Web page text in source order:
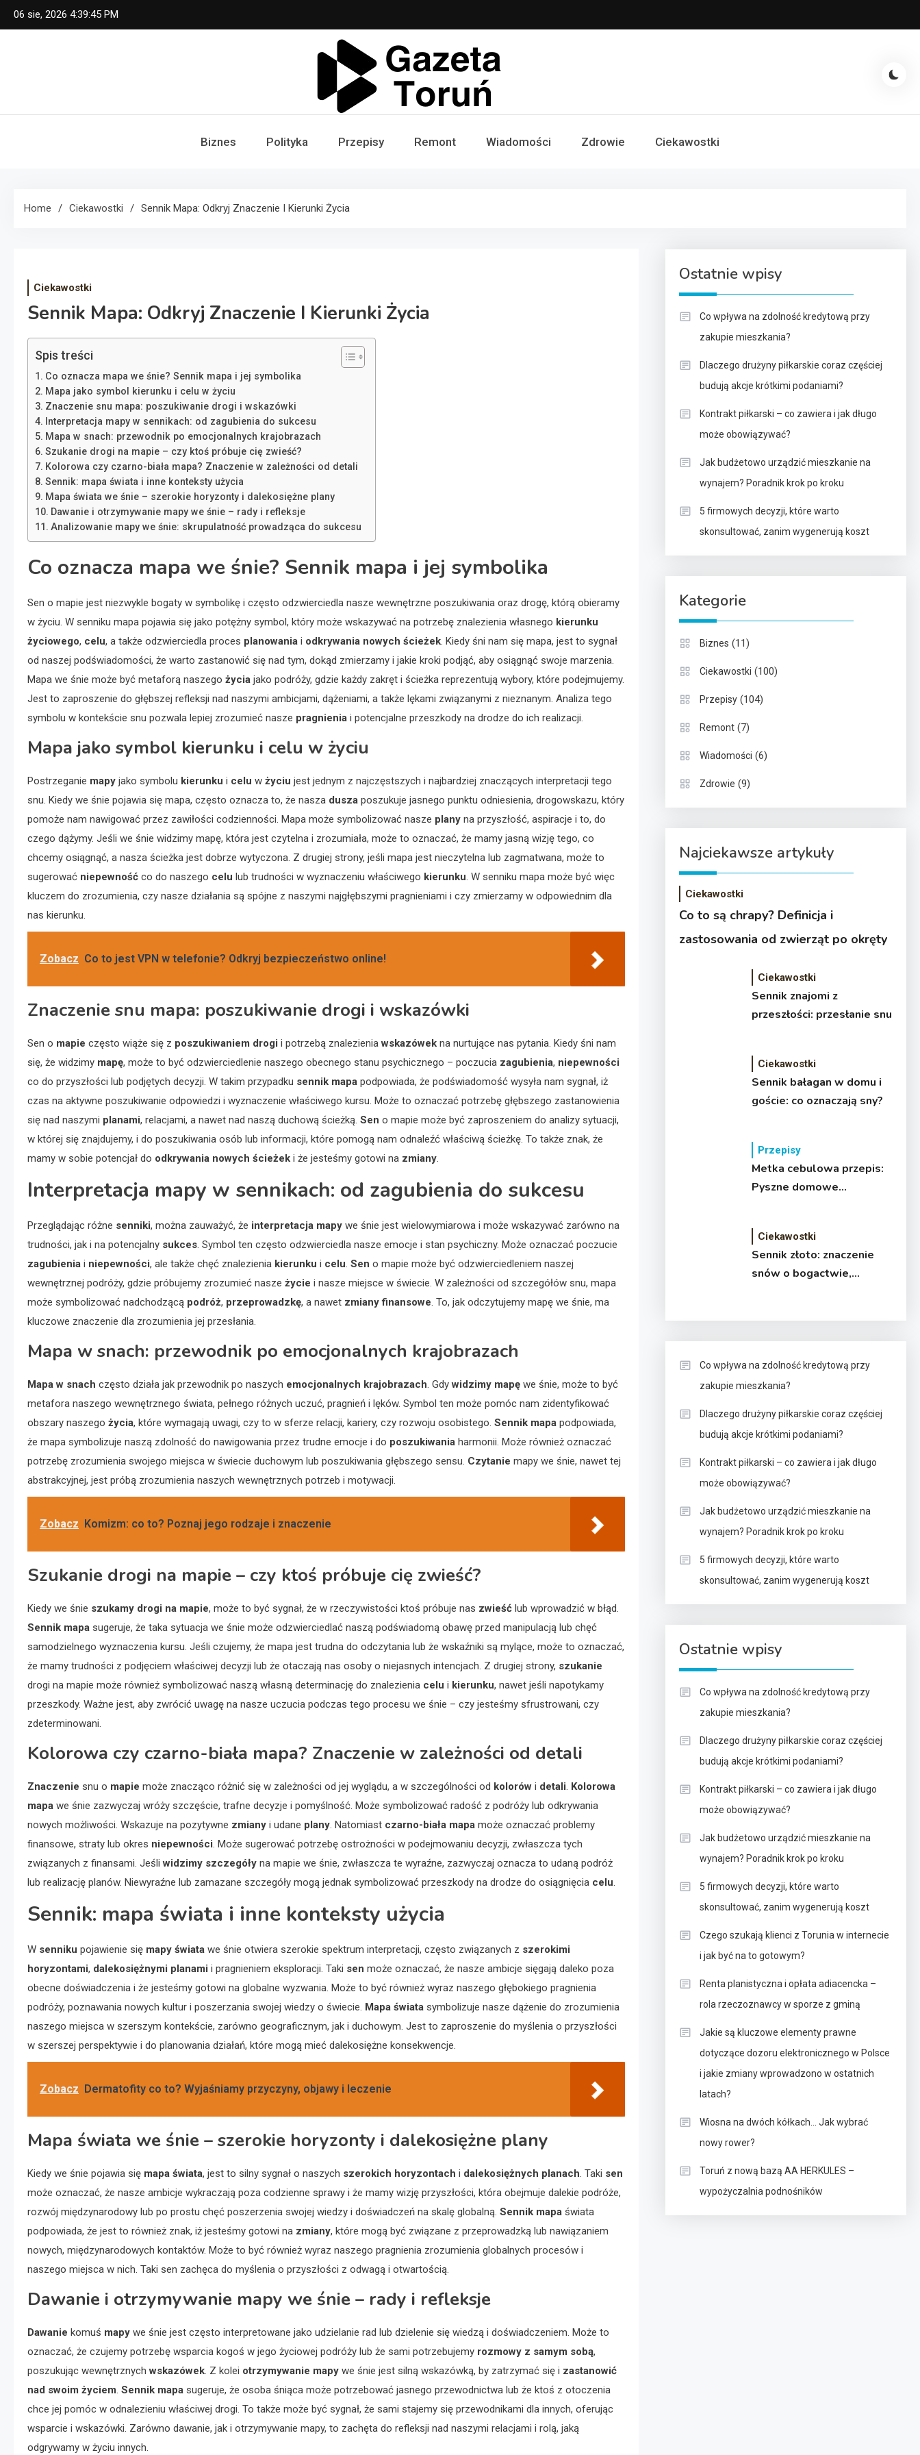
Skip
to
06 sie, 2026 4:39:46 PM
Gazeta Toruń
Biznes Polityka Przepisy Remont Wiadomości Zdrowie Ciekawostki
Home Ciekawostki Sennik Mapa: Odkryj Znaczenie I Kierunki Życia
Ciekawostki
Sennik Mapa: Odkryj Znaczenie I Kierunki Życia
Spis treści
Co oznacza mapa we śnie? Sennik mapa i jej symbolika
Mapa jako symbol kierunku i celu w życiu
Znaczenie snu mapa: poszukiwanie drogi i wskazówki
Interpretacja mapy w sennikach: od zagubienia do sukcesu
Mapa w snach: przewodnik po emocjonalnych krajobrazach
Szukanie drogi na mapie – czy ktoś próbuje cię zwieść?
Kolorowa czy czarno-biała mapa? Znaczenie w zależności od detali
Sennik: mapa świata i inne konteksty użycia
Mapa świata we śnie – szerokie horyzonty i dalekosiężne plany
Dawanie i otrzymywanie mapy we śnie – rady i refleksje
Analizowanie mapy we śnie: skrupulatność prowadząca do sukcesu
Co oznacza mapa we śnie? Sennik mapa i jej symbolika
Sen o mapie jest niezwykle bogaty w symbolikę i często odzwierciedla nasze wewnętrzne poszukiwania oraz drogę, którą obieramy
w życiu. W senniku mapa pojawia się jako potężny symbol, który może wskazywać na potrzebę znalezienia własnego kierunku
życiowego, celu, a także odzwierciedla proces planowania i odkrywania nowych ścieżek. Kiedy śni nam się mapa, jest to sygnał
od naszej podświadomości, że warto zastanowić się nad tym, dokąd zmierzamy i jakie kroki podjąć, aby osiągnąć swoje marzenia.
Mapa we śnie może być metaforą naszego życia jako podróży, gdzie każdy zakręt i ścieżka reprezentują wybory, które podejmujemy.
Jest to zaproszenie do głębszej refleksji nad naszymi ambicjami, dążeniami, a także lękami związanymi z nieznanym. Analiza tego
symbolu w kontekście snu pozwala lepiej zrozumieć nasze pragnienia i potencjalne przeszkody na drodze do ich realizacji.
Mapa jako symbol kierunku i celu w życiu
Postrzeganie mapy jako symbolu kierunku i celu w życiu jest jednym z najczęstszych i najbardziej znaczących interpretacji tego
snu. Kiedy we śnie pojawia się mapa, często oznacza to, że nasza dusza poszukuje jasnego punktu odniesienia, drogowskazu, który
pomoże nam nawigować przez zawiłości codzienności. Mapa może symbolizować nasze plany na przyszłość, aspiracje i to, do
czego dążymy. Jeśli we śnie widzimy mapę, która jest czytelna i zrozumiała, może to oznaczać, że mamy jasną wizję tego, co
chcemy osiągnąć, a nasza ścieżka jest dobrze wytyczona. Z drugiej strony, jeśli mapa jest nieczytelna lub zagmatwana, może to
sugerować niepewność co do naszego celu lub trudności w wyznaczeniu właściwego kierunku. W senniku mapa może być więc
kluczem do zrozumienia, czy nasze działania są spójne z naszymi najgłębszymi pragnieniami i czy zmierzamy w odpowiednim dla
nas kierunku.
Zobacz Co to jest VPN w telefonie? Odkryj bezpieczeństwo online!
Znaczenie snu mapa: poszukiwanie drogi i wskazówki
Sen o mapie często wiąże się z poszukiwaniem drogi i potrzebą znalezieniawskazówek na nurtujące nas pytania. Kiedy śni nam
się, że widzimy mapę, może to być odzwierciedlenie naszego obecnego stanu psychicznego – poczucia zagubienia, niepewności
co do przyszłości lub podjętych decyzji. W takim przypadku sennik mapa podpowiada, że podświadomość wysyła nam sygnał, iż
czas na aktywne poszukiwanie odpowiedzi i wyznaczenie właściwego kursu. Może to oznaczać potrzebę głębszego zastanowienia
się nad naszymi planami, relacjami, a nawet nad naszą duchową ścieżką. Sen o mapie może być zaproszeniem do analizy sytuacji,
w której się znajdujemy, i do poszukiwania osób lub informacji, które pomogą nam odnaleźć właściwą ścieżkę. To także znak, że
mamy w sobie potencjał do odkrywania nowych ścieżek i że jesteśmy gotowi na zmiany.
Interpretacja mapy w sennikach: od zagubienia do sukcesu
Przeglądając różne senniki, można zauważyć, że interpretacja mapy we śnie jest wielowymiarowa i może wskazywać zarówno na
trudności, jak i na potencjalny sukces. Symbol ten często odzwierciedla nasze emocje i stan psychiczny. Może oznaczać poczucie
zagubienia i niepewności, ale także chęć znalezienia kierunku i celu. Sen o mapie może być odzwierciedleniem naszej
wewnętrznej podróży, gdzie próbujemy zrozumieć nasze życie i nasze miejsce w świecie. W zależności od szczegółów snu, mapa
może symbolizować nadchodzącą podróż, przeprowadzkę, a nawet zmiany finansowe. To, jak odczytujemy mapę we śnie, ma
kluczowe znaczenie dla zrozumienia jej przesłania.
Mapa w snach: przewodnik po emocjonalnych krajobrazach
Mapa w snach często działa jak przewodnik po naszych emocjonalnych krajobrazach. Gdywidzimy mapę we śnie, może to być
metafora naszego wewnętrznego świata, pełnego różnych uczuć, pragnień i lęków. Symbol ten może pomóc nam zidentyfikować
obszary naszego życia, które wymagają uwagi, czy to w sferze relacji, kariery, czy rozwoju osobistego. Sennik mapa podpowiada,
że mapa symbolizuje naszą zdolność do nawigowania przez trudne emocje i do poszukiwania harmonii. Może również oznaczać
potrzebę zrozumienia swojego miejsca w świecie duchowym lub poszukiwania głębszego sensu. Czytanie mapy we śnie, nawet tej
abstrakcyjnej, jest próbą zrozumienia naszych wewnętrznych potrzeb i motywacji.
Zobacz Komizm: co to? Poznaj jego rodzaje i znaczenie
Szukanie drogi na mapie – czy ktoś próbuje cię zwieść?
Kiedy we śnie szukamy drogi na mapie, może to być sygnał, że w rzeczywistości ktoś próbuje nas zwieść lub wprowadzić w błąd.
Sennik mapa sugeruje, że taka sytuacja we śnie może odzwierciedlać naszą podświadomą obawę przed manipulacją lub chęć
samodzielnego wyznaczenia kursu. Jeśli czujemy, że mapa jest trudna do odczytania lub że wskaźniki są mylące, może to oznaczać,
że mamy trudności z podjęciem właściwej decyzji lub że otaczają nas osoby o niejasnych intencjach. Z drugiej strony, szukanie
drogi na mapie może również symbolizować naszą własną determinację do znalezienia celu i kierunku, nawet jeśli napotykamy
przeszkody. Ważne jest, aby zwrócić uwagę na nasze uczucia podczas tego procesu we śnie – czy jesteśmy sfrustrowani, czy
zdeterminowani.
Kolorowa czy czarno-biała mapa? Znaczenie w zależności od detali
Znaczenie snu o mapie może znacząco różnić się w zależności od jej wyglądu, a w szczególności od kolorów i detali. Kolorowa
mapa we śnie zazwyczaj wróży szczęście, trafne decyzje i pomyślność. Może symbolizować radość z podróży lub odkrywania
nowych możliwości. Wskazuje na pozytywne zmiany i udane plany. Natomiast czarno-biała mapa może oznaczać problemy
finansowe, straty lub okres niepewności. Może sugerować potrzebę ostrożności w podejmowaniu decyzji, zwłaszcza tych
związanych z finansami. Jeśliwidzimy szczegóły na mapie we śnie, zwłaszcza te wyraźne, zazwyczaj oznacza to udaną podróż
lub realizację planów. Niewyraźne lub zamazane szczegóły mogą jednak symbolizować przeszkody na drodze do osiągnięcia celu.
Sennik: mapa świata i inne konteksty użycia
W senniku pojawienie się mapy świata we śnie otwiera szerokie spektrum interpretacji, często związanych z szerokimi
horyzontami, dalekosiężnymi planami i pragnieniem eksploracji. Taki sen może oznaczać, że nasze ambicje sięgają daleko poza
obecne doświadczenia i że jesteśmy gotowi na globalne wyzwania. Może to być również wyraz naszego głębokiego pragnienia
podróży, poznawania nowych kultur i poszerzania swojej wiedzy o świecie. Mapa świata symbolizuje nasze dążenie do zrozumienia
naszego miejsca w szerszym kontekście, zarówno geograficznym, jak i duchowym. Jest to zaproszenie do myślenia o przyszłości
w szerszej perspektywie i do planowania działań, które mogą mieć dalekosiężne konsekwencje.
Zobacz Dermatofity co to? Wyjaśniamy przyczyny, objawy i leczenie
Mapa świata we śnie – szerokie horyzonty i dalekosiężne plany
Kiedy we śnie pojawia się mapa świata, jest to silny sygnał o naszych szerokich horyzontach i dalekosiężnych planach. Taki sen
może oznaczać, że nasze ambicje wykraczają poza codzienne sprawy i że mamy wizję przyszłości, która obejmuje dalekie podróże,
rozwój międzynarodowy lub po prostu chęć poszerzenia swojej wiedzy i doświadczeń na skalę globalną. Sennik mapa świata
podpowiada, że jest to również znak, iż jesteśmy gotowi na zmiany, które mogą być związane z przeprowadzką lub nawiązaniem
nowych, międzynarodowych kontaktów. Może to być również wyraz naszego pragnienia zrozumienia globalnych procesów i
naszego miejsca w nich. Taki sen zachęca do myślenia o przyszłości z odwagą i otwartością.
Dawanie i otrzymywanie mapy we śnie – rady i refleksje
Dawanie komuś mapy we śnie jest często interpretowane jako udzielanie rad lub dzielenie się wiedzą i doświadczeniem. Może to
oznaczać, że czujemy potrzebę wsparcia kogoś w jego życiowej podróży lub że sami potrzebujemy rozmowy z samym sobą,
poszukując wewnętrznychwskazówek. Z kolei otrzymywanie mapy we śnie jest silną wskazówką, by zatrzymać się i zastanowić
nad swoim życiem. Sennik mapa sugeruje, że osoba śniąca może potrzebować jasnego przewodnictwa lub że ktoś z otoczenia
chce jej pomóc w odnalezieniu właściwej drogi. To także może być sygnał, że sami stajemy się przewodnikami dla innych, oferując
wsparcie i wskazówki. Zarówno dawanie, jak i otrzymywanie mapy, to zachęta do refleksji nad naszymi relacjami i rolą, jaką
odgrywamy w życiu innych.
Ostatnie wpisy
Co wpływa na zdolność kredytową przy
zakupie mieszkania?
Dlaczego drużyny piłkarskie coraz częściej
budują akcje krótkimi podaniami?
Kontrakt piłkarski – co zawiera i jak długo
może obowiązywać?
Jak budżetowo urządzić mieszkanie na
wynajem? Poradnik krok po kroku
5 firmowych decyzji, które warto
skonsultować, zanim wygenerują koszt
Kategorie
Biznes (11)
Ciekawostki (100)
Przepisy(104)
Remont(7)
Wiadomości (6)
Zdrowie (9)
Najciekawsze artykuły
Ciekawostki
Co to są chrapy? Definicja i
zastosowania od zwierząt po okręty
Ciekawostki
Sennik znajomi z
przeszłości: przesłanie snu
Ciekawostki
Sennik bałagan w domu i
goście: co oznaczają sny?
Przepisy
Metka cebulowa przepis:
Pyszne domowe
Ciekawostki
Sennik złoto: znaczenie
snów o bogactwie,
Co wpływa na zdolność kredytową przy
zakupie mieszkania?
Dlaczego drużyny piłkarskie coraz częściej
budują akcje krótkimi podaniami?
Kontrakt piłkarski – co zawiera i jak długo
może obowiązywać?
Jak budżetowo urządzić mieszkanie na
wynajem? Poradnik krok po kroku
5 firmowych decyzji, które warto
skonsultować, zanim wygenerują koszt
Ostatnie wpisy
Co wpływa na zdolność kredytową przy
zakupie mieszkania?
Dlaczego drużyny piłkarskie coraz częściej
budują akcje krótkimi podaniami?
Kontrakt piłkarski – co zawiera i jak długo
może obowiązywać?
Jak budżetowo urządzić mieszkanie na
wynajem? Poradnik krok po kroku
5 firmowych decyzji, które warto
skonsultować, zanim wygenerują koszt
Czego szukają klienci z Torunia w internecie
i jak być na to gotowym?
Renta planistyczna i opłata adiacencka –
rola rzeczoznawcy w sporze z gminą
Jakie są kluczowe elementy prawne
dotyczące dozoru elektronicznego w Polsce
i jakie zmiany wprowadzono w ostatnich
latach?
Wiosna na dwóch kółkach… Jak wybrać
nowy rower?
Toruń z nową bazą AA HERKULES –
wypożyczalnia podnośników